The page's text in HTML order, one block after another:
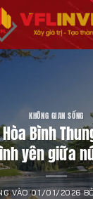
KHÔNG GIAN SỐNG
Bình
yên giữa
VÀO01/01/2026